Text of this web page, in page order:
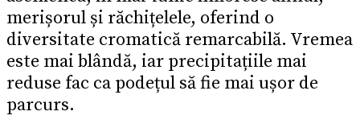
merișorul și răchițelele, oferind o
diversitate cromatică remarcabilă. Vremea
este mai blândă, iar precipitațiile mai
reduse fac ca podețul să fie mai ușor de
parcurs.